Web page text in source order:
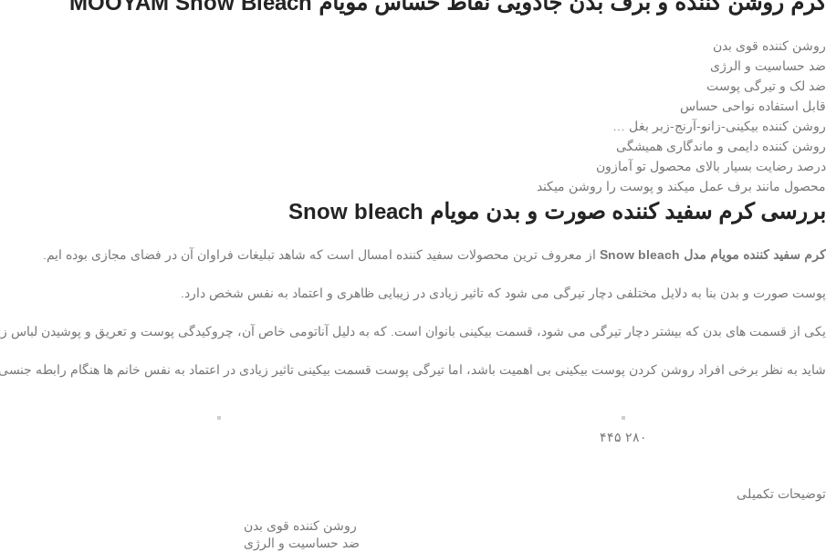
روشن کننده قوی بدن
ضد حساسیت و الرژی
ضد لک و تیرگی پوست
قابل استفاده نواحی حساس
روشن کننده بیکینی-زانو-آرنج-زبر بغل …
روشن کننده دایمی و ماندگاری همیشگی
درصد رضایت بسیار بالای محصول تو آمازون
محصول مانند برف عمل میکند و پوست را روشن میکند
بررسی کرم سفید کننده صورت و بدن مویام Snow bleach
کرم سفید کننده مویام مدل Snow bleach از معروف ترین محصولات سفید کننده امسال است که شاهد تبلیغات فراوان آن در فضای مجازی بوده ایم.
پوست صورت و بدن بنا به دلایل مختلفی دچار تیرگی می شود که تاثیر زیادی در زیبایی ظاهری و اعتماد به نفس شخص دارد.
یکی از قسمت های بدن که بیشتر دچار تیرگی می شود، قسمت بیکینی بانوان است. که به دلیل آناتومی خاص آن، چروکیدگی پوست و تعریق و پوشیدن لباس
شاید به نظر برخی افراد روشن کردن پوست بیکینی بی اهمیت باشد، اما تیرگی پوست قسمت بیکینی تاثیر زیادی در اعتماد به نفس خانم ها هنگام رابطه جنسی
۲۸۰ ۴۴۵
توضیحات تکمیلی
روشن کننده قوی بدن
ضد حساسیت و الرژی